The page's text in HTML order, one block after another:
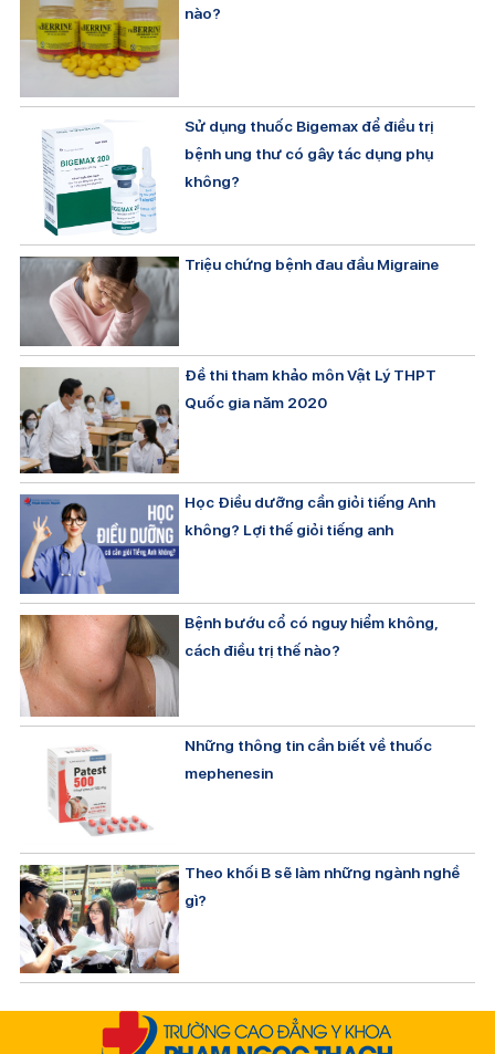
nào?
Sử dụng thuốc Bigemax để điều trị
bệnh ung thư có gây tác dụng phụ
không?
Triệu chứng bệnh đau đầu Migraine
Đề thi tham khảo môn Vật Lý THPT
Quốc gia năm 2020
Học Điều dưỡng cần giỏi tiếng Anh
không? Lợi thế giỏi tiếng anh
Bệnh bướu cổ có nguy hiểm không,
cách điều trị thế nào?
Những thông tin cần biết về thuốc
mephenesin
Theo khối B sẽ làm những ngành nghề
gì?